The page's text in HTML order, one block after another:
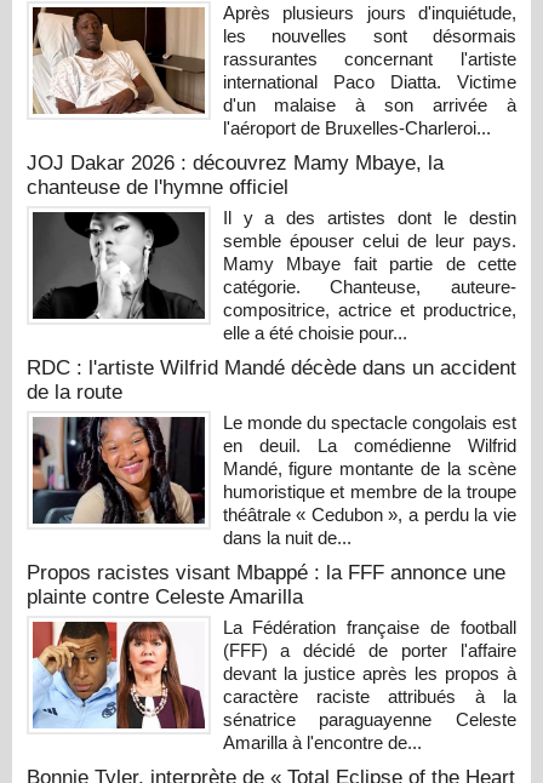
Après plusieurs jours d'inquiétude,
les nouvelles sont désormais
rassurantes concernant l'artiste
international Paco Diatta. Victime
d'un malaise à son arrivée à
l'aéroport de Bruxelles-Charleroi...
JOJ Dakar 2026 : découvrez Mamy Mbaye, la
chanteuse de l'hymne officiel
Il y a des artistes dont le destin
semble épouser celui de leur pays.
Mamy Mbaye fait partie de cette
catégorie. Chanteuse, auteure-
compositrice, actrice et productrice,
elle a été choisie pour...
RDC : l'artiste Wilfrid Mandé décède dans un accident
de la route
Le monde du spectacle congolais est
en deuil. La comédienne Wilfrid
Mandé, figure montante de la scène
humoristique et membre de la troupe
théâtrale « Cedubon », a perdu la vie
dans la nuit de...
Propos racistes visant Mbappé : la FFF annonce une
plainte contre Celeste Amarilla
La Fédération française de football
(FFF) a décidé de porter l'affaire
devant la justice après les propos à
caractère raciste attribués à la
sénatrice paraguayenne Celeste
Amarilla à l'encontre de...
Bonnie Tyler, interprète de « Total Eclipse of the Heart